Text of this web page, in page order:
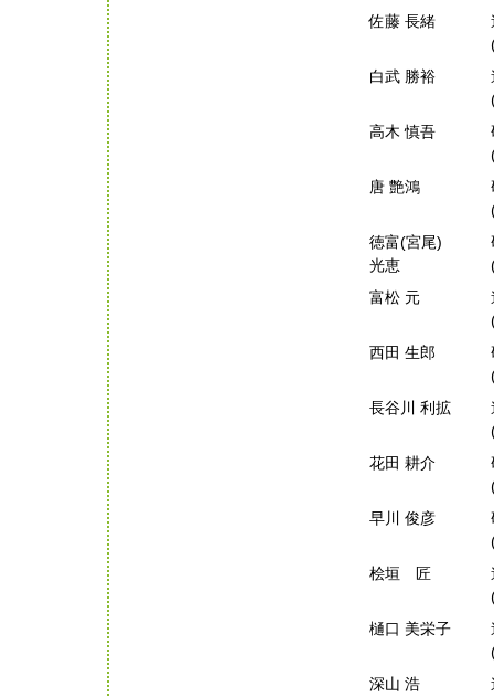
佐藤 長緒
白武 勝裕
高木 慎吾
唐 艶鴻
徳富(宮尾)
光恵
富松 元
西田 生郎
長谷川 利拡
花田 耕介
早川 俊彦
桧垣 匠
樋口 美栄子
深山 浩